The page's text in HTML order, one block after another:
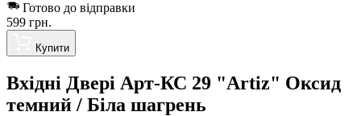
Готово до відправки
599 грн.
Купити
Вхідні Двері Арт-КС 29 "Artiz" Оксид
темний / Біла шагрень